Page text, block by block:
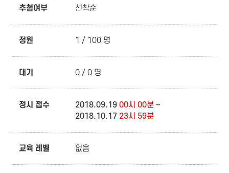
추첨여부 선착순
정원 1 / 100 명
대기 0 / 0 명
정시 접수 2018.09.1900시 00분 ~
2018.10.17 23시 59분
교육 레벨 없음